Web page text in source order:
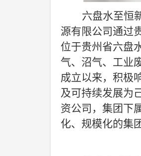
六盘水至恒
源有限公司通过
位于贵州省六盘
气、沼气、工业
成立以来，积极
及可持续发展为
资公司，集团下
化、规模化的集